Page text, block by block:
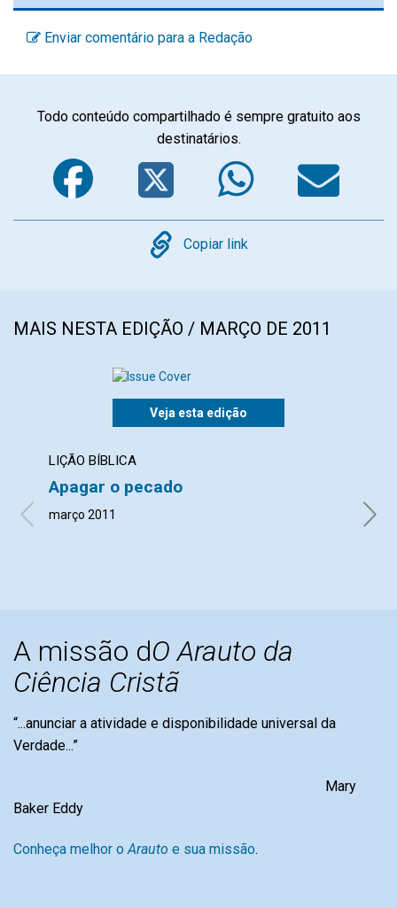
Enviar comentário para a Redação
Todo conteúdo compartilhado é sempre gratuito aos
destinatários.
Facebook
Twitter
Copy
Copiar link
MAIS NESTA EDIÇÃO / MARÇO DE 2011
Veja esta edição
LIÇÃO BÍBLICA
Apagar o pecado
março 2011 José
A missão dO Arauto da
Ciência Cristã
“...anunciar a atividade e disponibilidade universal da
Verdade...”
Mary
Baker Eddy
Conheça melhor o Arauto e sua missão.